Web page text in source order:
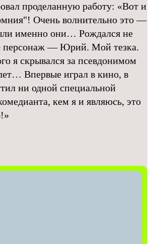
проделанную работу: «Вот и
Очень волнительно это —
именно они… Рождался не
персонаж — Юрий. Мой тезка.
я скрывался за псевдонимом
Впервые играл в кино, в
ни одной специальной
кем я и являюсь, это